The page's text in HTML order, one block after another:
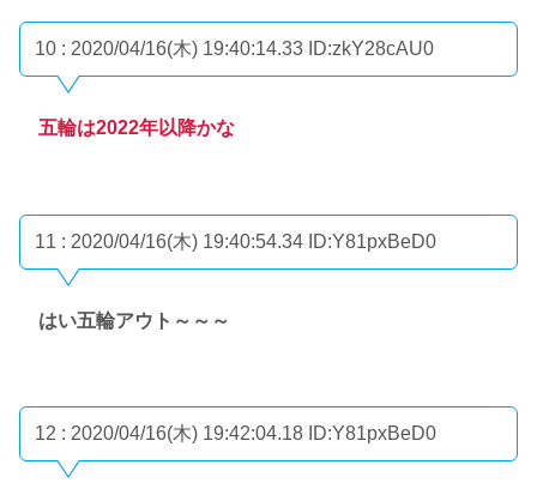
10 : 2020/04/16(木) 19:40:14.33 ID:zkY28cAU0
五輪は2022年以降かな
11 : 2020/04/16(木) 19:40:54.34 ID:Y81pxBeD0
はい五輪アウト～～～
12 : 2020/04/16(木) 19:42:04.18 ID:Y81pxBeD0